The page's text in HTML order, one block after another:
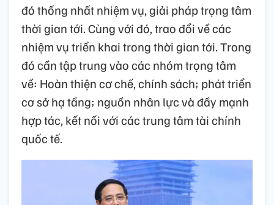
đó thống nhất nhiệm vụ, giải pháp trọng tâm
thời gian tới. Cùng với đó, trao đổi về các
nhiệm vụ triển khai trong thời gian tới. Trong
đó cần tập trung vào các nhóm trọng tâm
về: Hoàn thiện cơ chế, chính sách; phát triển
cơ sở hạ tầng; nguồn nhân lực và đầy mạnh
hợp tác, kết nối với các trung tâm tài chính
quốc tế.